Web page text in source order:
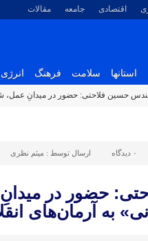
اقتصادی جامعه مقالات
استانها سلامت فرهنگ انرژی
حسین فلاحتی: حضور در میدانِ عمل،
۰ دیدگاه ارسال توسط : میثم نظری
حضور در
به آرمان‌های